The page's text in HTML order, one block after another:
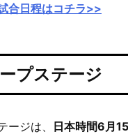
合日程はコチラ>>
プステージ
ージは、 日本時間6月